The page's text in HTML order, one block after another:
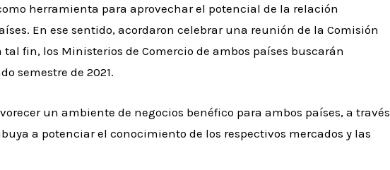
herramienta para aprovechar el potencial de la relación
En ese sentido, acordaron celebrar una reunión de la Comisión
fin, los Ministerios de Comercio de ambos países buscarán
semestre de 2021.
un ambiente de negocios benéfico para ambos países, a través
a potenciar el conocimiento de los respectivos mercados y las